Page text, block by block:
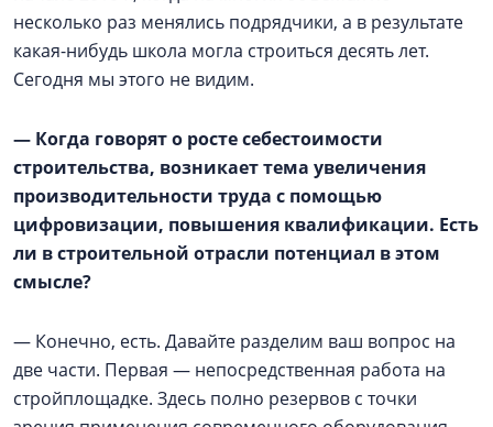
несколько раз менялись подрядчики, а в результате
какая-нибудь школа могла строиться десять лет.
Сегодня мы этого не видим.
— Когда говорят о росте себестоимости
строительства, возникает тема увеличения
производительности труда с помощью
цифровизации, повышения квалификации. Есть
ли в строительной отрасли потенциал в этом
смысле?
— Конечно, есть. Давайте разделим ваш вопрос на
две части. Первая — непосредственная работа на
стройплощадке. Здесь полно резервов с точки